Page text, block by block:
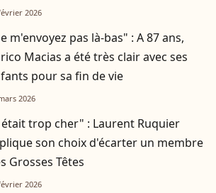
2026
m'envoyez pas là-bas" : A 87 ans,
Macias a été très clair avec ses
pour sa fin de vie
2026
trop cher" : Laurent Ruquier
son choix d'écarter un membre
Grosses Têtes
2026